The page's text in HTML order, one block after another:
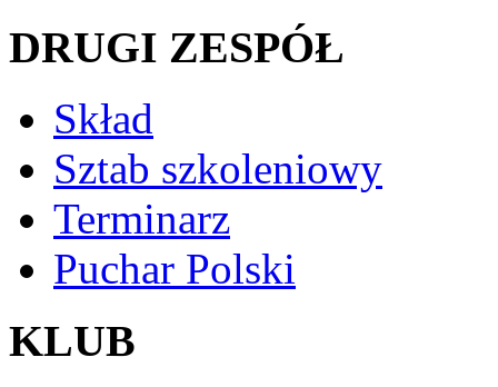
DRUGI ZESPÓŁ
Skład
Sztab szkoleniowy
Terminarz
Puchar Polski
KLUB